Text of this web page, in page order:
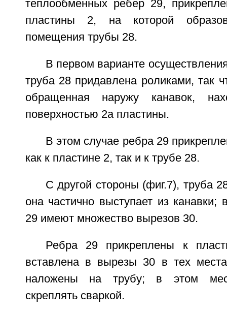
теплообменных ребер 29,
пластины 2, на которой
помещения трубы 28.
В первом варианте
труба 28 придавлена роликами, так
обращенная наружу канавок,
поверхностью 2а пластины.
В этом случае ребра 29
как к пластине 2, так и к трубе 28.
С другой стороны (фиг.7), труба
она частично выступает из канавки;
29 имеют множество вырезов 30.
Ребра 29 прикреплены к
вставлена в вырезы 30 в тех
наложены на трубу; в этом
скреплять сваркой.